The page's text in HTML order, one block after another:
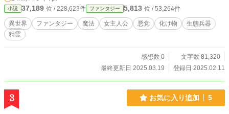
小説 37,189 位 / 228,623件 ファンタジー 5,813 位 / 53,264件
異世界 ファンタジー 魔法 女主人公 悪党 化け物
生態兵器
精霊
感想数 0
文字数 81,320
最終更新日 2025.03.19
登録日 2025.02.11
3 お気に入り追加 5